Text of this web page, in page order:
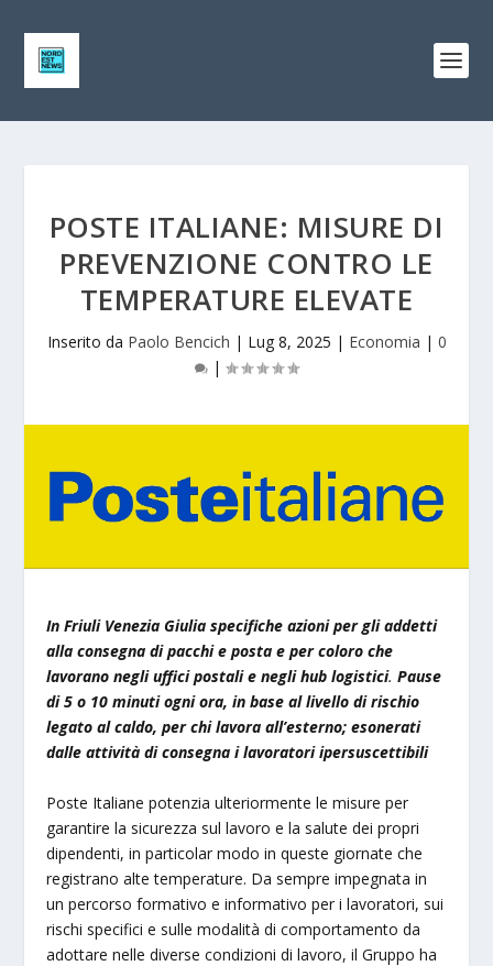
POSTE ITALIANE: MISURE DI
PREVENZIONE CONTRO LE
TEMPERATURE ELEVATE
Inserito da Paolo Bencich | Lug 8, 2025 | Economia | 0
|
In Friuli Venezia Giulia specifiche azioni per gli addetti
alla consegna di pacchi e posta e per coloro che
lavorano negli uffici postali e negli hub logistici.Pause
di 5 o 10 minuti ogni ora, in base al livello di rischio
legato al caldo, per chi lavora all’esterno; esonerati
dalle attività di consegna i lavoratori ipersuscettibili
Poste Italiane potenzia ulteriormente le misure per
garantire la sicurezza sul lavoro e la salute dei propri
dipendenti, in particolar modo in queste giornate che
registrano alte temperature. Da sempre impegnata in
un percorso formativo e informativo per i lavoratori, sui
rischi specifici e sulle modalità di comportamento da
adottare nelle diverse condizioni di lavoro, il Gruppo ha